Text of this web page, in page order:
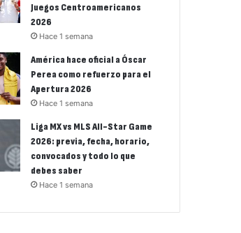
Juegos Centroamericanos
2026
Hace 1 semana
América hace oficial a Óscar
Perea como refuerzo para el
Apertura 2026
Hace 1 semana
Liga MX vs MLS All-Star Game
2026: previa, fecha, horario,
convocados y todo lo que
debes saber
Hace 1 semana